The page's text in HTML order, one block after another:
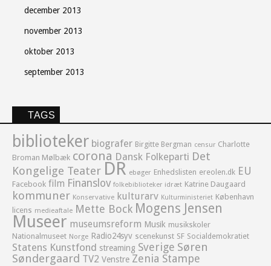
december 2013
november 2013
oktober 2013
september 2013
TAGS
biblioteker biografer Birgitte Bergman censur Charlotte
Broman Mølbæk corona Dansk Folkeparti Det
Kongelige Teater DR ebøger Enhedslisten ereolen.dk EU
Facebook film Finanslov folkebiblioteker idræt Katrine Daugaard
kommuner Konservative kulturarv Kulturministeriet København
licens medieaftale Mette Bock Mogens Jensen
Museer museumsreform Musik musikskoler
Nationalmuseet Norge Radio24syv scenekunst SF Socialdemokratiet
Statens Kunstfond streaming Sverige Søren
Søndergaard TV2 Venstre Zenia Stampe